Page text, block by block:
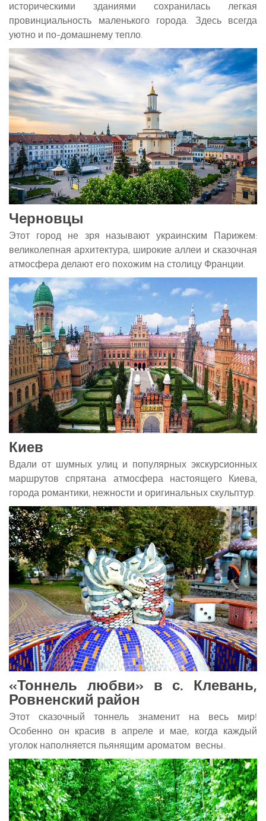
историческими зданиями сохранилась легкая
провинциальность маленького города. Здесь всегда
уютно и по-домашнему тепло.
Черновцы
Этот город не зря называют украинским Парижем:
великолепная архитектура, широкие аллеи и сказочная
атмосфера делают его похожим на столицу Франции.
Киев
Вдали от шумных улиц и популярных экскурсионных
маршрутов спрятана атмосфера настоящего Киева,
города романтики, нежности и оригинальных скульптур.
«Тоннель любви» в с. Клевань,
Ровненский район
Этот сказочный тоннель знаменит на весь мир!
Особенно он красив в апреле и мае, когда каждый
уголок наполняется пьянящим ароматом весны.